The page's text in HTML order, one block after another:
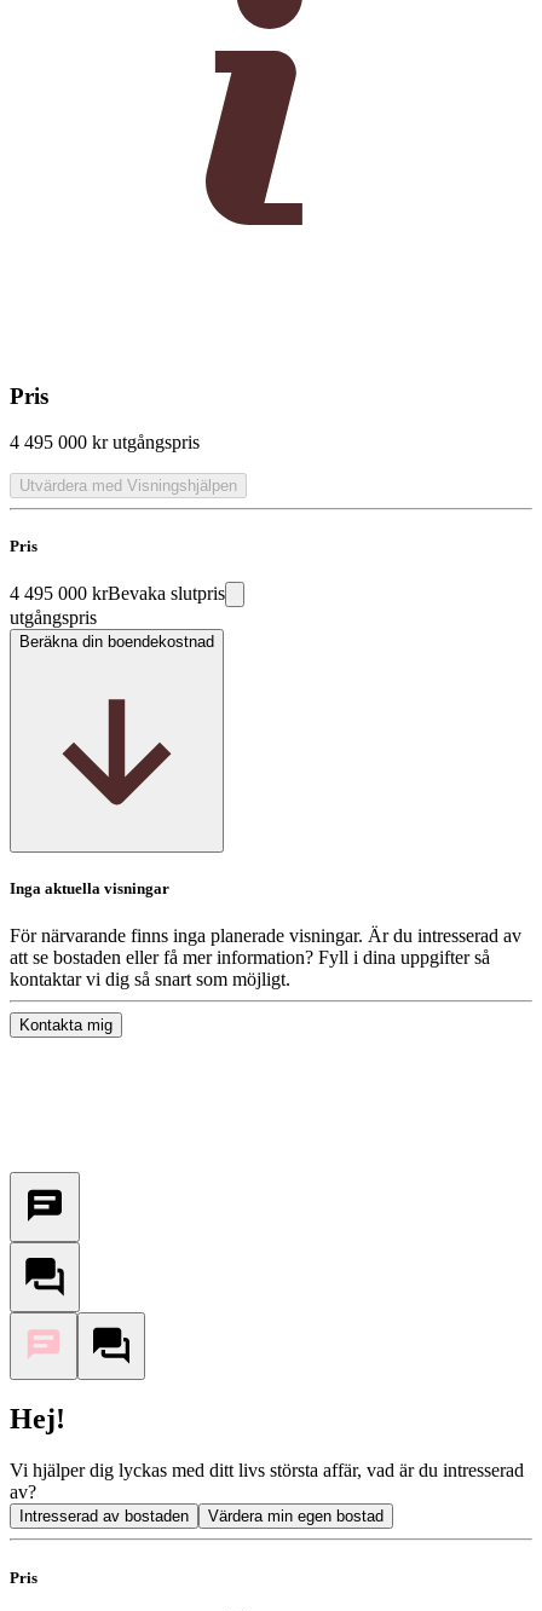
Pris
4 495 000 kr utgångspris
Utvärdera med Visningshjälpen
Pris
4 495 000 krBevaka slutpris
utgångspris
Beräkna din boendekostnad
Inga aktuella visningar
För närvarande finns inga planerade visningar. Är du intresserad av
att se bostaden eller få mer information? Fyll i dina uppgifter så
kontaktar vi dig så snart som möjligt.
Kontakta mig
Hej!
Vi hjälper dig lyckas med ditt livs största affär, vad är du intresserad
av?
Intresserad av bostaden Värdera min egen bostad
Pris